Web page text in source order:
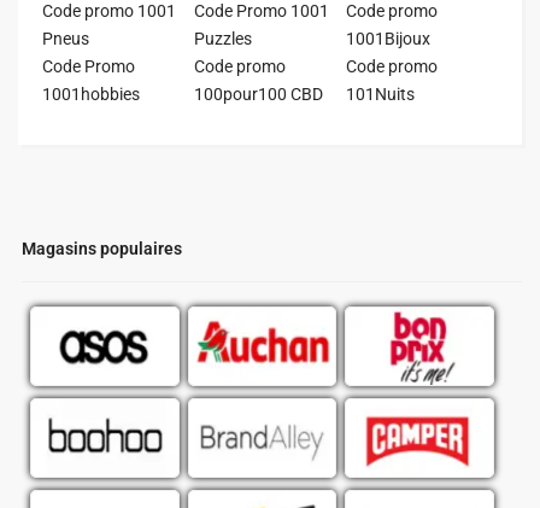
Magasins populaires
Code promo 1001
Pneus
Code Promo 1001
Puzzles
Code promo
1001Bijoux
Code Promo
1001hobbies
Code promo
100pour100 CBD
Code promo
101Nuits